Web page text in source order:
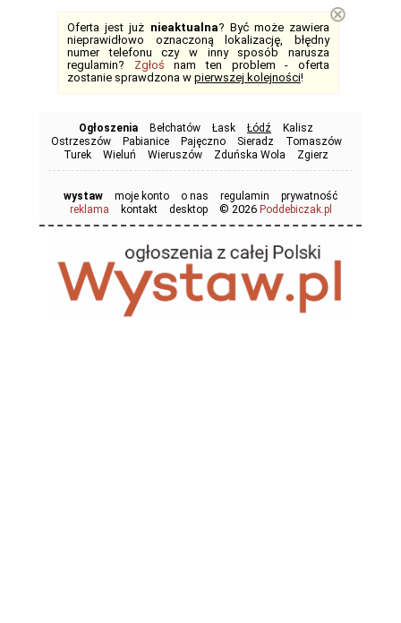
Oferta jest już nieaktualna? Być może zawiera
nieprawidłowo oznaczoną lokalizację, błędny
numer telefonu czy w inny sposób narusza
regulamin? Zgłoś nam ten problem - oferta
zostanie sprawdzona w pierwszej kolejności!
⊗
Ogłoszenia Bełchatów Łask Łódź
Kalisz
Ostrzeszów
Pabianice Pajęczno Sieradz
Tomaszów
Turek
Wieluń Wieruszów Zduńska Wola Zgierz
wystaw moje konto o nas regulamin
prywatność
reklama
kontakt desktop © 2026 Poddebiczak.pl